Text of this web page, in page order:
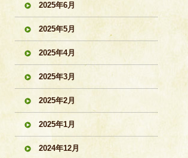
2025年6月
2025年5月
2025年4月
2025年3月
2025年2月
2025年1月
2024年12月